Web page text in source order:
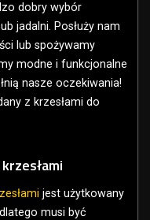
dobry wybór
jadalni. Posłuży nam
lub spożywamy
modne i funkcjonalne
nasze oczekiwania!
z krzesłami do
jest użytkowany
musi być